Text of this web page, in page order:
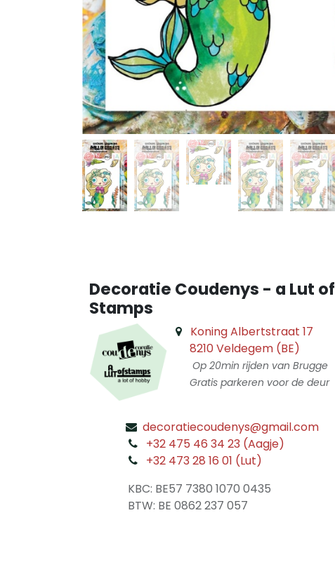
Decoratie Coudenys - a Lut of
Stamps
Koning Albertstraat 17
8210 Veldegem (BE)
Op 20min rijden van Brugge
Gratis parkeren voor de deur
decoratiecoudenys@gmail.com
+32 475 46 34 23 (Aagje)
+32 473 28 16 01 (Lut)
KBC: BE57 7380 1070 0435
​ BTW: BE 0862 237 057